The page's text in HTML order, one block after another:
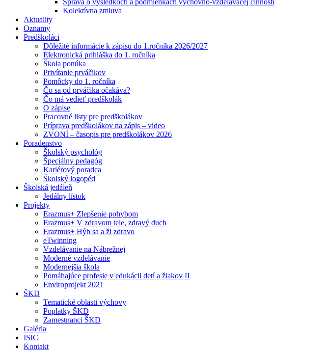
Správa o výsledkoch a podmienkach výchovno-vzdelávacej činnosti
Kolektívna zmluva
Aktuality
Oznamy
Predškoláci
Dôležité informácie k zápisu do 1.ročníka 2026/2027
Elektronická prihláška do 1. ročníka
Škola ponúka
Privítanie prváčikov
Pomôcky do 1. ročníka
Čo sa od prváčika očakáva?
Čo má vedieť predškolák
O zápise
Pracovné listy pre predškolákov
Príprava predškolákov na zápis – video
ZVONÍ – časopis pre predškolákov 2026
Poradenstvo
Školský psychológ
Špeciálny pedagóg
Kariérový poradca
Školský logopéd
Školská jedáleň
Jedálny lístok
Projekty
Erazmus+ Zlepšenie pohybom
Erazmus+ V zdravom tele, zdravý duch
Erazmus+ Hýb sa a ži zdravo
eTwinning
Vzdelávanie na Nábrežnej
Moderné vzdelávanie
Modernejšia škola
Pomáhajúce profesie v edukácii detí a žiakov II
Enviroprojekt 2021
ŠKD
Tematické oblasti výchovy
Poplatky ŠKD
Zamestnanci ŠKD
Galéria
ISIC
Kontakt